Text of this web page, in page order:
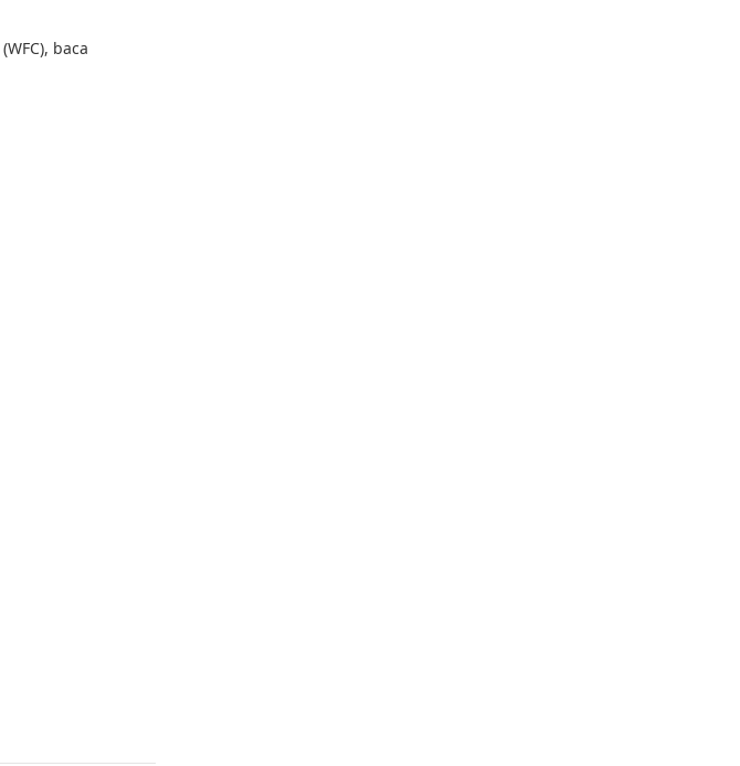
(WFC), baca